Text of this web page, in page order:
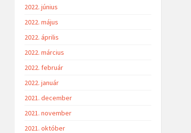
2022. június
2022. május
2022. április
2022. március
2022. február
2022. január
2021. december
2021. november
2021. október